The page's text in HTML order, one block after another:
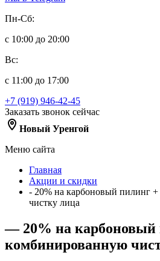
Пн-Сб:
с 10:00 до 20:00
Вс:
с 11:00 до 17:00
+7 (919) 946-42-45
Заказать звонок сейчас
Новый Уренгой
Меню сайта
Главная
Акции и скидки
- 20% на карбоновый пилинг
чистку лица
— 20% на карбоновый
комбинированную